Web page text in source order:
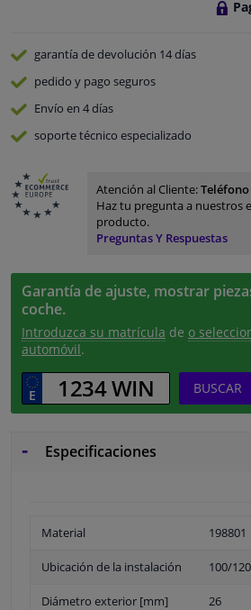
garantía de devolución 14 días
pedido y pago seguros
Envío en 4 días
soporte técnico especializado
Atención al Cliente:
Haz tu pregunta a nuestros
producto.
Preguntas Y Respuestas
Garantía de ajuste, mostrar
coche.
Introduzca su matrícula de o
automóvil.
BUSCAR
Especificaciones
Material 198801
Ubicación de la instalación 100/120
Diámetro exterior [mm] 26